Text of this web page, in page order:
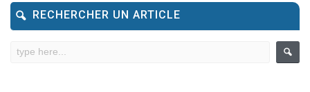
RECHERCHER UN ARTICLE